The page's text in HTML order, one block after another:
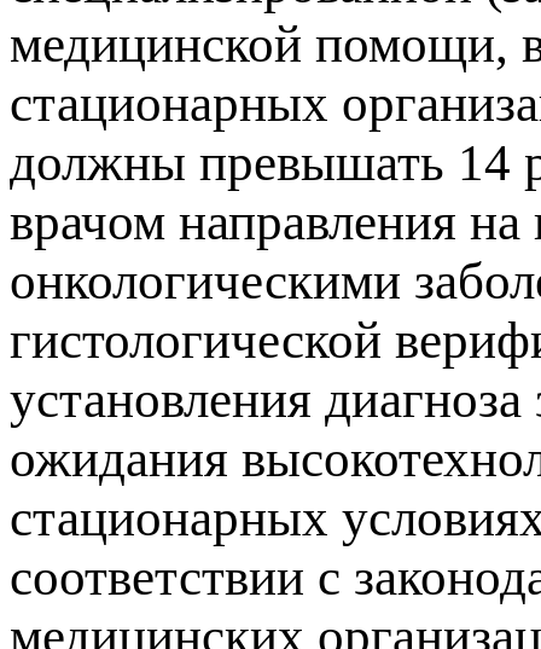
медицинской помощи,
стационарных
должны превышать 14
врачом направления
онкологическими
гистологической
установления
ожидания
стационарных
соответствии с
медицинских